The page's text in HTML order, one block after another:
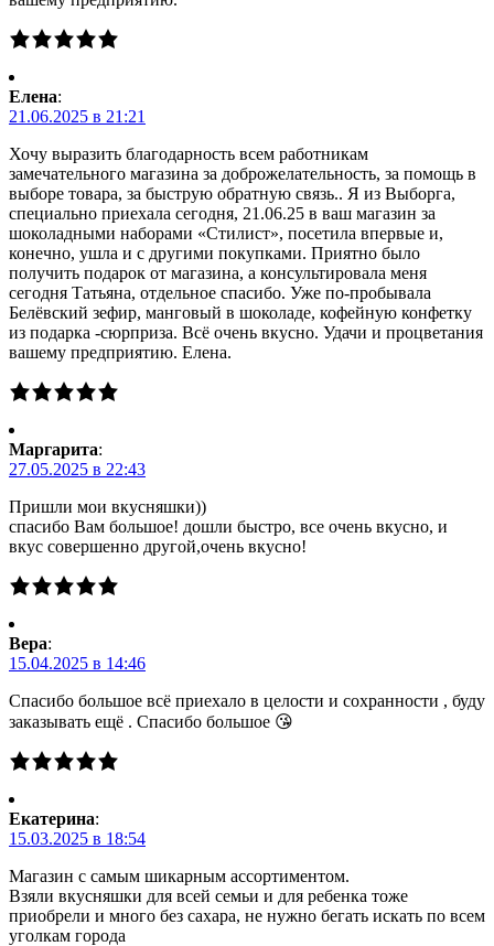
Елена:
21.06.2025 в 21:21
Хочу выразить благодарность всем работникам
замечательного магазина за доброжелательность, за помощь в
выборе товара, за быструю обратную связь.. Я из Выборга,
специально приехала сегодня, 21.06.25 в ваш магазин за
шоколадными наборами «Стилист», посетила впервые и,
конечно, ушла и с другими покупками. Приятно было
получить подарок от магазина, а консультировала меня
сегодня Татьяна, отдельное спасибо. Уже по-пробывала
Белёвский зефир, манговый в шоколаде, кофейную конфетку
из подарка -сюрприза. Всё очень вкусно. Удачи и процветания
вашему предприятию. Елена.
Маргарита:
27.05.2025 в 22:43
Пришли мои вкусняшки))
спасибо Вам большое! дошли быстро, все очень вкусно, и
вкус совершенно другой,очень вкусно!
Вера:
15.04.2025 в 14:46
Спасибо большое всё приехало в целости и сохранности , буду
заказывать ещё . Спасибо большое 😘
Екатерина:
15.03.2025 в 18:54
Магазин с самым шикарным ассортиментом.
Взяли вкусняшки для всей семьи и для ребенка тоже
приобрели и много без сахара, не нужно бегать искать по всем
уголкам города